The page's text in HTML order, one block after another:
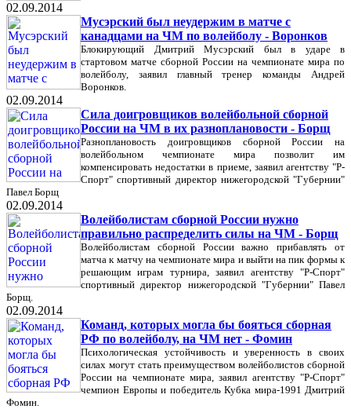
02.09.2014
Мусэрский был неудержим в матче с
канадцами на ЧМ по волейболу - Воронков
Блокирующий Дмитрий Мусэрский был в ударе в
стартовом матче сборной России на чемпионате мира по
волейболу, заявил главный тренер команды Андрей
Воронков.
02.09.2014
Сила доигровщиков волейбольной сборной
России на ЧМ в их разноплановости - Борщ
Разноплановость доигровщиков сборной России на
волейбольном чемпионате мира позволит им
компенсировать недостатки в приеме, заявил агентству "Р-
Спорт" спортивный директор нижегородской "Губернии"
Павел Борщ
02.09.2014
Волейболистам сборной России нужно
правильно распределить силы на ЧМ - Борщ
Волейболистам сборной России важно прибавлять от
матча к матчу на чемпионате мира и выйти на пик формы к
решающим играм турнира, заявил агентству "Р-Спорт"
спортивный директор нижегородской "Губернии" Павел
Борщ.
02.09.2014
Команд, которых могла бы бояться сборная
РФ по волейболу, на ЧМ нет - Фомин
Психологическая устойчивость и уверенность в своих
силах могут стать преимуществом волейболистов сборной
России на чемпионате мира, заявил агентству "Р-Спорт"
чемпион Европы и победитель Кубка мира-1991 Дмитрий
Фомин.